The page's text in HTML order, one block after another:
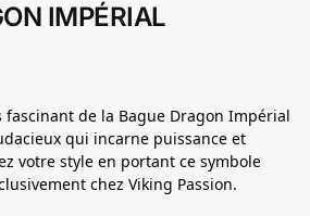
IMPÉRIAL
fascinant de la Bague Dragon Impérial
qui incarne puissance et
votre style en portant ce symbole
chez Viking Passion.